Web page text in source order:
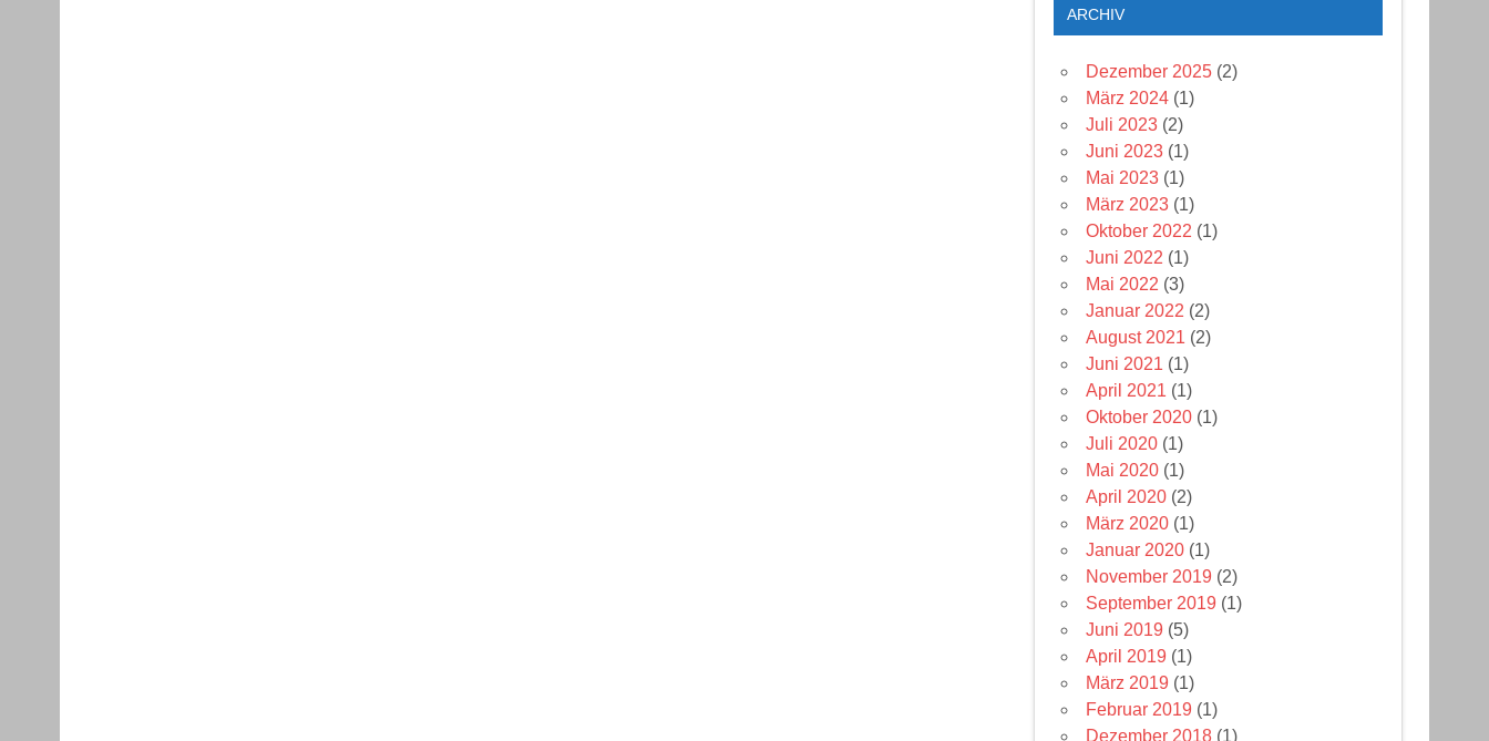
ARCHIV
Dezember 2025 (2)
März 2024 (1)
Juli 2023 (2)
Juni 2023 (1)
Mai 2023 (1)
März 2023 (1)
Oktober 2022 (1)
Juni 2022 (1)
Mai 2022 (3)
Januar 2022 (2)
August 2021 (2)
Juni 2021 (1)
April 2021 (1)
Oktober 2020 (1)
Juli 2020 (1)
Mai 2020 (1)
April 2020 (2)
März 2020 (1)
Januar 2020 (1)
November 2019 (2)
September 2019 (1)
Juni 2019 (5)
April 2019 (1)
März 2019 (1)
Februar 2019 (1)
Dezember 2018 (1)